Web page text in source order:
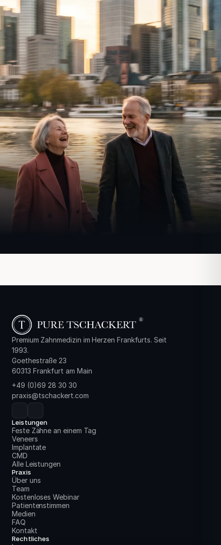
Premium Zahnmedizin im Herzen Frankfurts. Seit
1993.
Goethestraße 23
60313 Frankfurt am Main
+49 (0)69 28 30 30
praxis@tschackert.com
Leistungen
Feste Zähne an einem Tag
Veneers
Implantate
CMD
Alle Leistungen
Praxis
Über uns
Team
Kostenloses Webinar
Patientenstimmen
Medien
FAQ
Kontakt
Rechtliches